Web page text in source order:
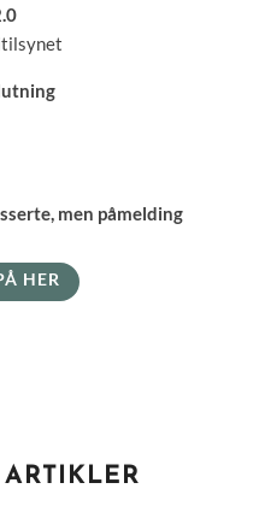
men påmelding
HER